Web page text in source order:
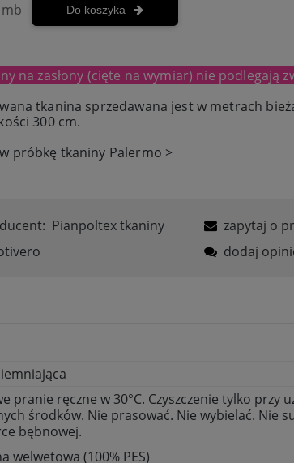
mb Do koszyka
na zasłony (cięte na wymiar) nie podlegają
tkanina sprzedawana jest w metrach
300 cm.
próbkę tkaniny Palermo >
Pianpoltex tkaniny
zapytaj o
dodaj
pranie ręczne w 30°C. Czyszczenie tylko przy
środków. Nie prasować. Nie wybielać. Nie
bębnowej.
welwetowa (100% PES)